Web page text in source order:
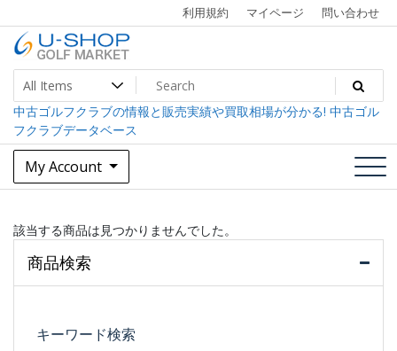
to
content
利用規約 マイページ 問い合わせ
U-SHOP Golf Market dev
中古ゴルフクラブ最大級！U-SHOPゴルフマーケット
中古ゴルフクラブの情報と販売実績や買取相場が分かる! 中古ゴル
フクラブデータベース
My Account
該当する商品は見つかりませんでした。
商品検索
キーワード検索